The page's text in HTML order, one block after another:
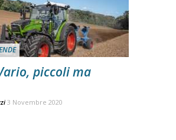
piccoli ma
3 Novembre 2020